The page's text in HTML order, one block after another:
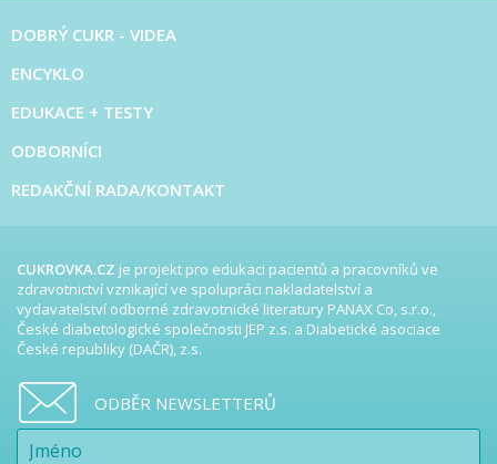
DOBRÝ CUKR - VIDEA
ENCYKLO
EDUKACE + TESTY
ODBORNÍCI
REDAKČNÍ RADA/KONTAKT
CUKROVKA.CZ je projekt pro edukaci pacientů a pracovníků ve
zdravotnictví vznikající ve spolupráci nakladatelství a
vydavatelství odborné zdravotnické literatury PANAX Co, s.r.o.,
České diabetologické společnosti JEP z.s. a Diabetické asociace
České republiky (DAČR), z.s.
ODBĚR NEWSLETTERŮ